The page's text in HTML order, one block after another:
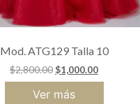
Mod. ATG129 Talla 10
$2,800.00$1,000.00
Ver más